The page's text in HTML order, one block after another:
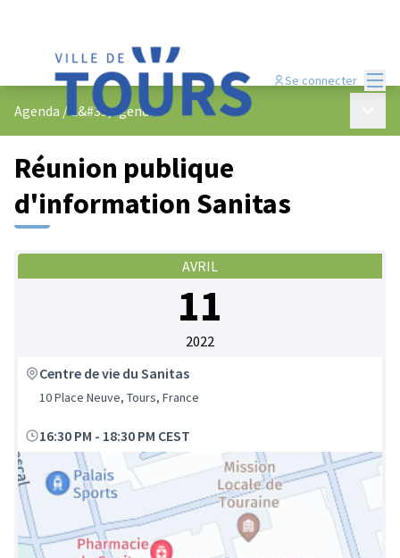
Se connecter
Agenda /L&#39;agenda
Réunion publique
d'information Sanitas
AVRIL
11
2022
Centre de vie du Sanitas
10 Place Neuve, Tours, France
16:30 PM - 18:30 PM CEST